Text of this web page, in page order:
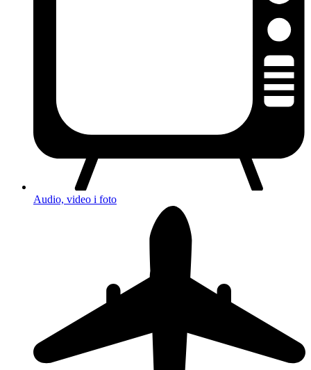
Audio, video i foto